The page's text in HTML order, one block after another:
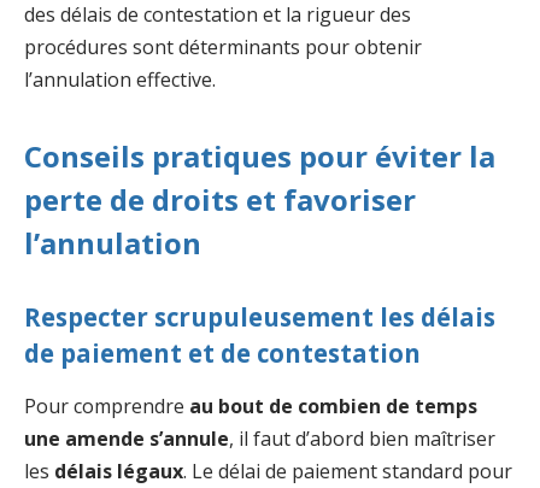
des délais de contestation et la rigueur des
procédures sont déterminants pour obtenir
l’annulation effective.
Conseils pratiques pour éviter la
perte de droits et favoriser
l’annulation
Respecter scrupuleusement les délais
de paiement et de contestation
Pour comprendre au bout de combien de temps
une amende s’annule, il faut d’abord bien maîtriser
les délais légaux. Le délai de paiement standard pour